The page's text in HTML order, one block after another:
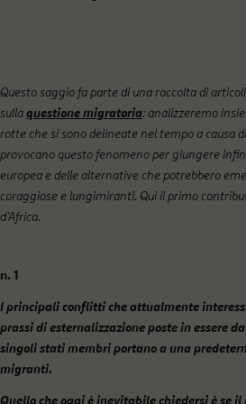
Questo saggio fa parte di una raccolta di
sulla questione migratoria: analizzeremo
rotte che si sono delineate nel tempo a causa
provocano questo fenomeno per giungere
europea e delle alternative che potrebbero
coraggiose e lungimiranti. Qui il primo
d’Africa.
n. 1
I principali conflitti che attualmente
prassi di esternalizzazione poste in essere
singoli stati membri portano a una
migranti.
Quello che oggi è inevitabile chiedersi è se